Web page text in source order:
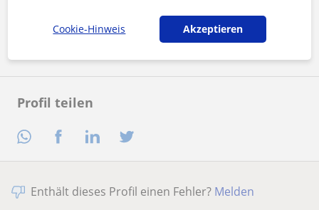
Profil teilen
Nachricht senden
Enthält dieses Profil einen Fehler? Melden
Cookie-Hinweis Akzeptieren